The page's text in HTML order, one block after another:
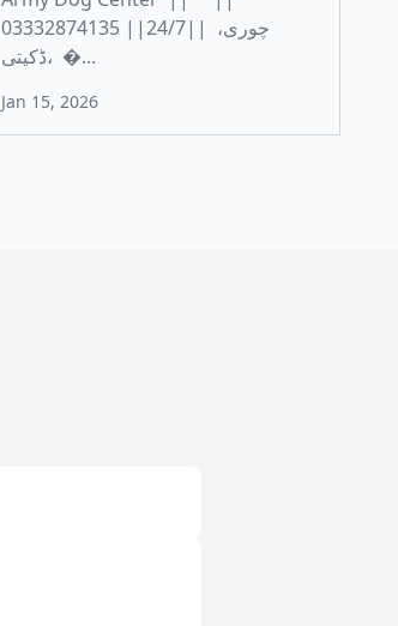
03332874135 ||24/7|| چوری،
ڈکیتی، �...
Jan 15, 2026